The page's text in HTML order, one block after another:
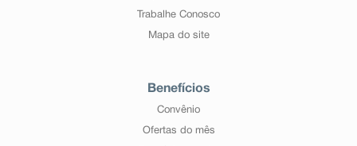
Trabalhe Conosco
Mapa do site
Benefícios
Convênio
Ofertas do mês